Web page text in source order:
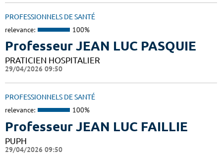
PROFESSIONNELS DE SANTÉ
relevance: 100%
Professeur JEAN LUC PASQUIE
PRATICIEN HOSPITALIER
29/04/2026 09:50
PROFESSIONNELS DE SANTÉ
relevance: 100%
Professeur JEAN LUC FAILLIE
PUPH
29/04/2026 09:50